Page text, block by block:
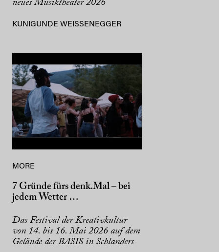
neues Musiktheater 2026
KUNIGUNDE WEISSENEGGER
MORE
7 Gründe fürs denk.Mal – bei
jedem Wetter …
Das Festival der Kreativkultur
von 14. bis 16. Mai 2026 auf dem
Gelände der BASIS in Schlanders